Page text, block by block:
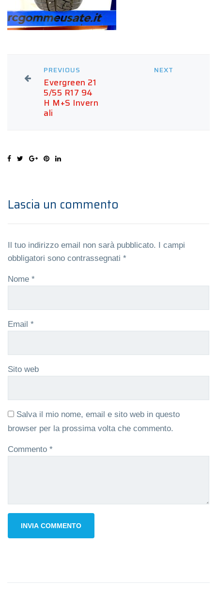
PREVIOUS
Evergreen 21
5/55 R17 94
H M+S Invern
ali
NEXT
Lascia un commento
Il tuo indirizzo email non sarà pubblicato.
I campi
obbligatori sono contrassegnati *
Nome *
Email *
Sito web
Salva il mio nome, email e sito web in questo
browser per la prossima volta che commento.
Commento *